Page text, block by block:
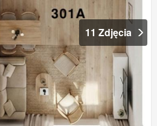
11 Zdjęcia